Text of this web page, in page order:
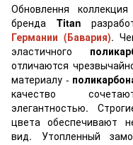
Обновлення коллекция
бренда Titan
Германии (Бавария).
эластичного
отличаются
материалу -
качество
элегантностью.
цвета обеспечивают
вид. Утопленный